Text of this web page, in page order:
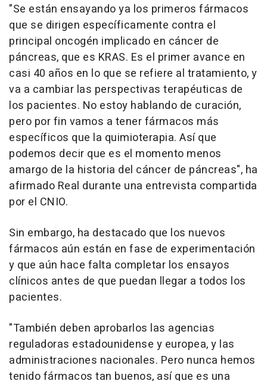
"Se están ensayando ya los primeros fármacos
que se dirigen específicamente contra el
principal oncogén implicado en cáncer de
páncreas, que es KRAS. Es el primer avance en
casi 40 años en lo que se refiere al tratamiento, y
va a cambiar las perspectivas terapéuticas de
los pacientes. No estoy hablando de curación,
pero por fin vamos a tener fármacos más
específicos que la quimioterapia. Así que
podemos decir que es el momento menos
amargo de la historia del cáncer de páncreas", ha
afirmado Real durante una entrevista compartida
por el CNIO.
Sin embargo, ha destacado que los nuevos
fármacos aún están en fase de experimentación
y que aún hace falta completar los ensayos
clínicos antes de que puedan llegar a todos los
pacientes.
"También deben aprobarlos las agencias
reguladoras estadounidense y europea, y las
administraciones nacionales. Pero nunca hemos
tenido fármacos tan buenos, así que es una